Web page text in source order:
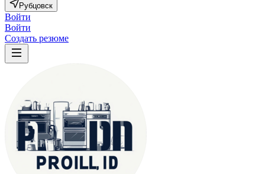
Рубцовск
Войти
Войти
Создать резюме